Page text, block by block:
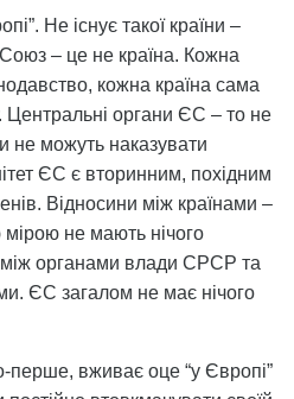
Не існує такої країни –
– це не країна. Кожна
кожна країна сама
Центральні органи ЄС – то не
не можуть наказувати
ЄС є вторинним, похідним
Відносини між країнами –
не мають нічого
між органами влади СРСР та
ЄС загалом не має нічого
перше, вживає оце “у Європі”